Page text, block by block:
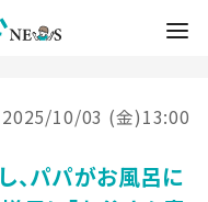
2025/10/03 (金)13:00
、パパがお風呂に